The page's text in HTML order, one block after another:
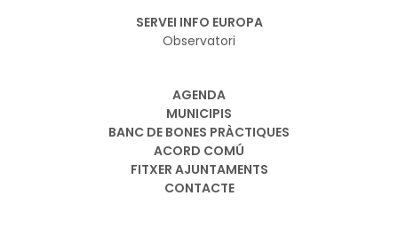
SERVEI INFO EUROPA
Observatori
AGENDA
MUNICIPIS
BANC DE BONES PRÀCTIQUES
ACORD COMÚ
FITXER AJUNTAMENTS
CONTACTE